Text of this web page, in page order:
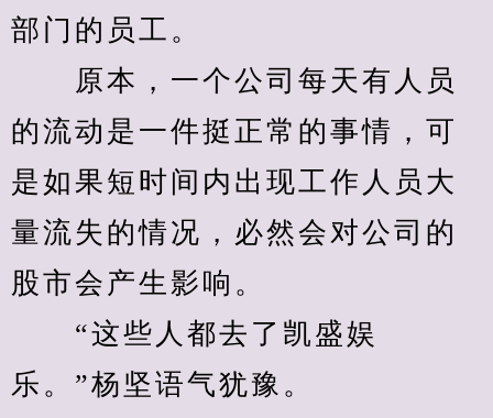
部门的员工。
原本，一个公司每天有人员
的流动是一件挺正常的事情，可
是如果短时间内出现工作人员大
量流失的情况，必然会对公司的
股市会产生影响。
“这些人都去了凯盛娱
乐。”杨坚语气犹豫。